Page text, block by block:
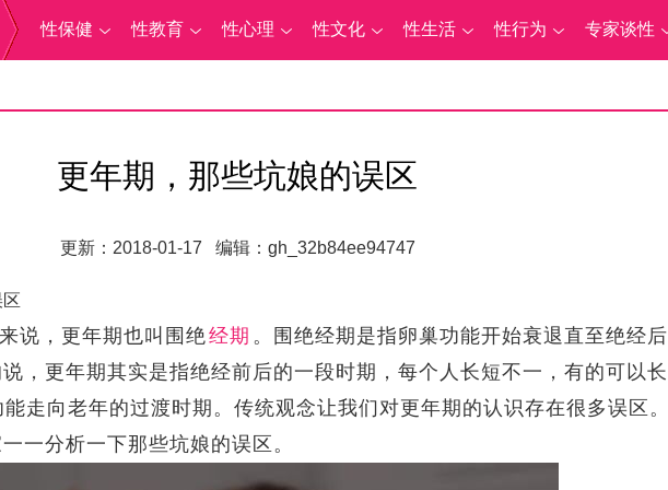
性保健 性教育 性心理 性文化 性生活 性行为 专家谈性
更年期，那些坑娘的误区
更新：2018-01-17 编辑：gh_32b84ee94747
说，更年期也叫围绝经期 。围绝经期是指卵巢功能开始衰退直至绝经后
，更年期其实是指绝经前后的一段时期，每个人长短不一，有的可以长
走向老年的过渡时期。传统观念让我们对更年期的认识存在很多误区。
一分析一下那些坑娘的误区。